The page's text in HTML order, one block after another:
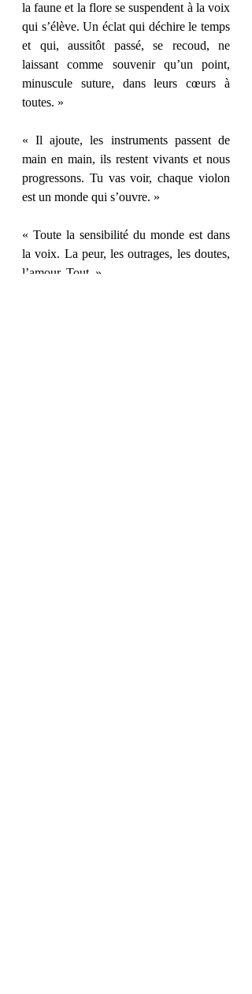
la faune et la flore se suspendent à la voix
qui s’élève. Un éclat qui déchire le temps
et qui, aussitôt passé, se recoud, ne
laissant comme souvenir qu’un point,
minuscule suture, dans leurs cœurs à
toutes. »
« Il ajoute, les instruments passent de
main en main, ils restent vivants et nous
progressons. Tu vas voir, chaque violon
est un monde qui s’ouvre. »
« Toute la sensibilité du monde est dans
la voix. La peur, les outrages, les doutes,
l’amour. Tout. »